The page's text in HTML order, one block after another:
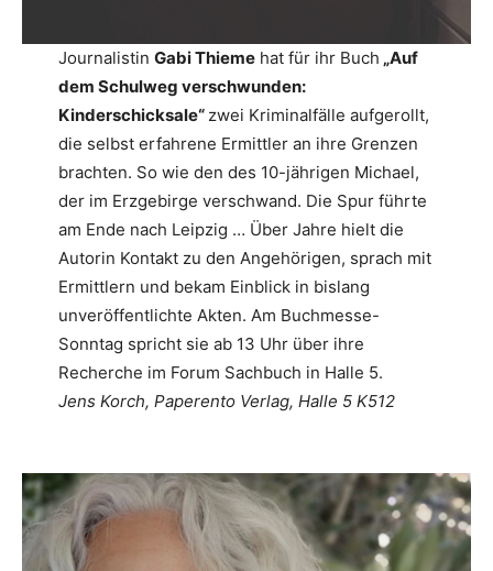
Journalistin Gabi Thiemehat für ihr Buch „Auf
dem Schulweg verschwunden:
Kinderschicksale“ zwei Kriminalfälle aufgerollt,
die selbst erfahrene Ermittler an ihre Grenzen
brachten. So wie den des 10-jährigen Michael,
der im Erzgebirge verschwand. Die Spur führte
am Ende nach Leipzig … Über Jahre hielt die
Autorin Kontakt zu den Angehörigen, sprach mit
Ermittlern und bekam Einblick in bislang
unveröffentlichte Akten. Am Buchmesse-
Sonntag spricht sie ab 13 Uhr über ihre
Recherche im Forum Sachbuch in Halle 5.
Jens Korch, Paperento Verlag, Halle 5 K512